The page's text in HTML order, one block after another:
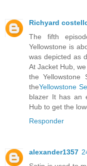
Richyard
The fifth
Yellowstone is
was depicted as
At Jacket Hub,
the Yellowstone
theYellowstone
blazer It has an
Hub to get the
Responder
alexander1357